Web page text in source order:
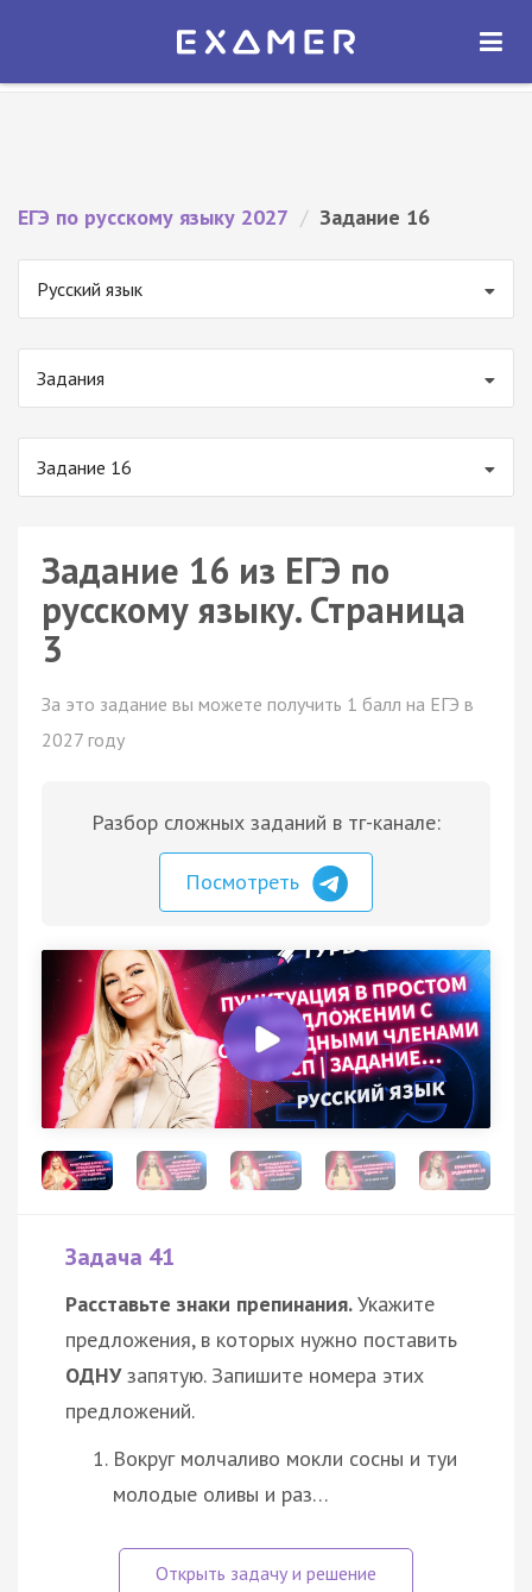
Экзамер — ЕГЭ 2027
ОТКРЫТЬ
ЕГЭ по русскому языку 2027 / Задание 16
Русский язык
Задания
Задание 16
Задание 16 из ЕГЭ по
русскому языку. Страница
3
За это задание вы можете получить 1 балл на ЕГЭ в
2027 году
Разбор сложных заданий в тг-канале:
Посмотреть
Задача 41
Расставьте знаки препинания.Укажите
предложения, в которых нужно поставить
ОДНУзапятую. Запишите номера этих
предложений.
Вокруг молчаливо мокли сосны и туи
молодые оливы и раз…